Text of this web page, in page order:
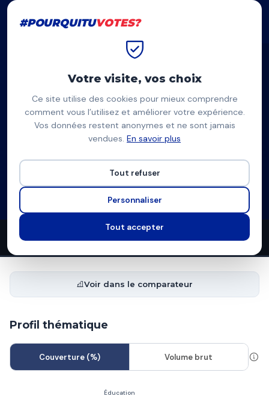
#POURQUITUVOTES?
OM
Olivier Minard
Liste de La France insoumise
15propositions8thèmes couverts8candidats en lice
Voir dans le comparateur
Profil thématique
Couverture (%) Volume brut
#POURQUITUVOTES?
Votre visite, vos choix
Ce site utilise des cookies pour mieux comprendre
comment vous l’utilisez et améliorer votre expérience.
Vos données restent anonymes et ne sont jamais
vendues. En savoir plus
Tout refuser
Personnaliser
Tout accepter